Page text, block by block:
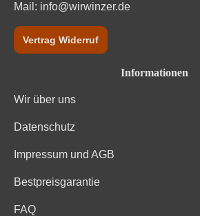
Zutaten Trauben,
Mail: info@wirwinzer.de
Vertrag Widerruf
Informationen
Wir über uns
Datenschutz
Impressum und AGB
Bestpreisgarantie
FAQ